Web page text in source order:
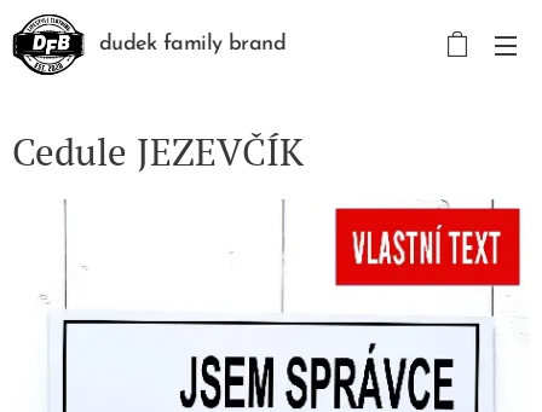
dudek family brand
Cedule JEZEVČÍK